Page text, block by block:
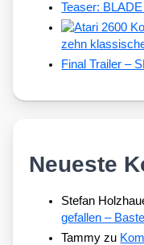
Teaser:
zehn
Final Trailer –
Neueste
Stefan
gefallen –
Tammy zu